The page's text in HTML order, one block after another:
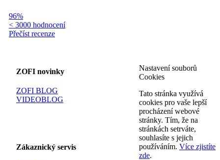
96%
< 3000 hodnocení
Přečíst recenze
ZOFI novinky
ZOFI BLOG
VIDEOBLOG
Zákaznický servis
Nastavení souborů
Cookies
Tato stránka využívá
cookies pro vaše lepší
procházení webové
stránky. Tím, že na
stránkách setrváte,
souhlasíte s jejich
používáním. Více zjistíte
zde.